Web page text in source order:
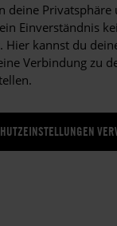
deine Privatsphäre
Einverständnis
Hier kannst du
Verbindung zu